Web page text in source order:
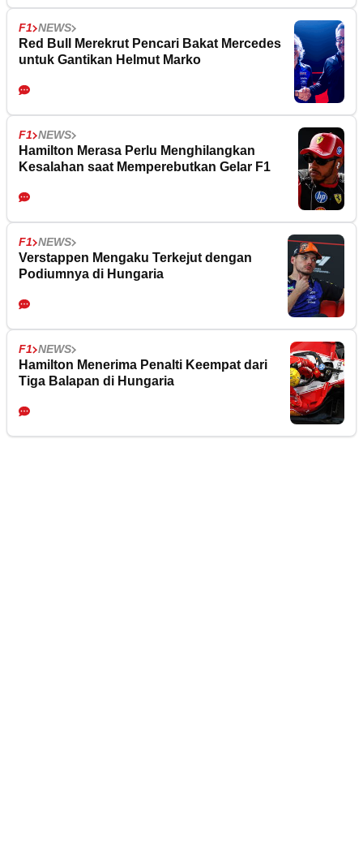
F1 NEWS
Red Bull Merekrut Pencari Bakat Mercedes
untuk Gantikan Helmut Marko
F1 NEWS
Hamilton Merasa Perlu Menghilangkan
Kesalahan saat Memperebutkan Gelar F1
F1 NEWS
Verstappen Mengaku Terkejut dengan
Podiumnya di Hungaria
F1 NEWS
Hamilton Menerima Penalti Keempat dari
Tiga Balapan di Hungaria